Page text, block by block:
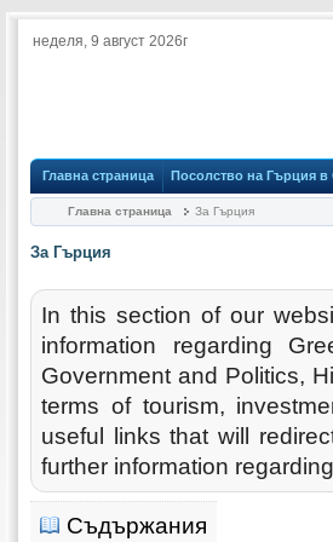
неделя, 9 август 2026г
Главна страница Посолство на Гърция
Главна страница За Гърция
За Гърция
In this section of our
information regarding
Government and Politics,
terms of tourism,
useful links that will
further information
Съдържания